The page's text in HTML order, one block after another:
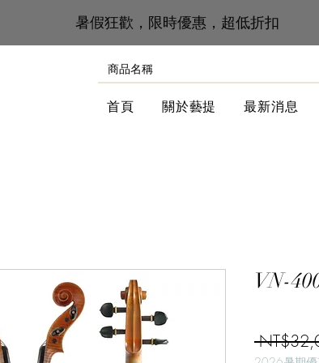
​暑假狂歡，限時優惠，超低折扣
首頁 關於藝提 最新消息
VN-